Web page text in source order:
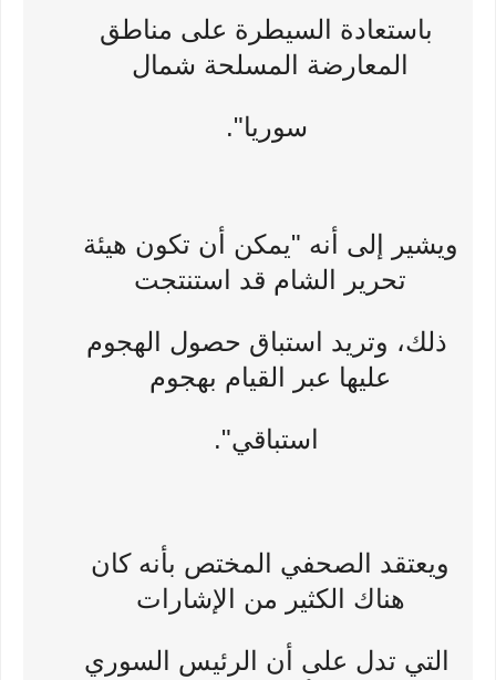
باستعادة السيطرة على مناطق
المعارضة المسلحة شمال
سوريا".
ويشير إلى أنه "يمكن أن تكون هيئة
تحرير الشام قد استنتجت
ذلك، وتريد استباق حصول الهجوم
عليها عبر القيام بهجوم
استباقي".
ويعتقد الصحفي المختص بأنه كان
هناك الكثير من الإشارات
التي تدل على أن الرئيس السوري